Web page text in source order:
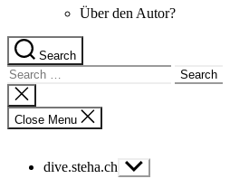
Über den Autor?
Search
Search
for:
Close
search
Close Menu
dive.steha.ch Show
sub